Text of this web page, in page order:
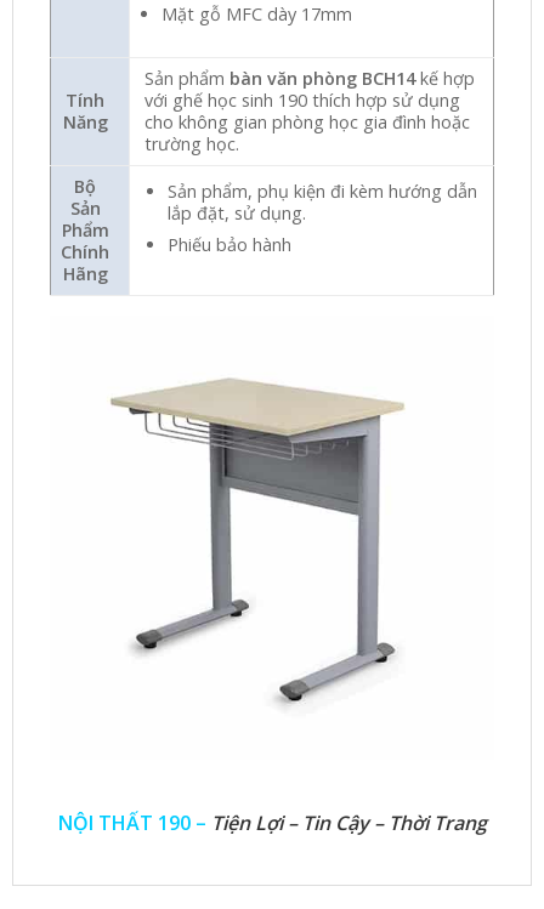
Mặt gỗ MFC dày 17mm
Tính
Năng
Sản phẩm bàn văn phòng BCH14kế hợp
với ghế học sinh 190 thích hợp sử dụng
cho không gian phòng học gia đình hoặc
trường học.
Bộ
Sản
Phẩm
Chính
Hãng
Sản phẩm, phụ kiện đi kèm hướng dẫn
lắp đặt, sử dụng.
Phiếu bảo hành
NỘI THẤT 190 – Tiện Lợi – Tin Cậy – Thời Trang